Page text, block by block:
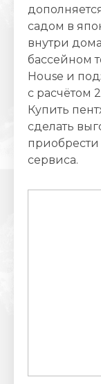
садом в
внутри
бассейном
House и
с расчётом
Купить
сделать
сервиса.